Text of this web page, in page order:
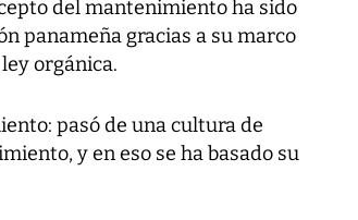
del mantenimiento ha sido
panameña gracias a su marco
orgánica.
pasó de una cultura de
y en eso se ha basado su